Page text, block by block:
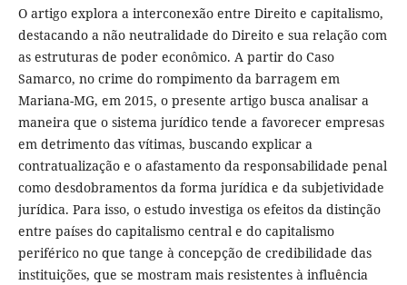
O artigo explora a interconexão entre Direito e capitalismo,
destacando a não neutralidade do Direito e sua relação com
as estruturas de poder econômico. A partir do Caso
Samarco, no crime do rompimento da barragem em
Mariana-MG, em 2015, o presente artigo busca analisar a
maneira que o sistema jurídico tende a favorecer empresas
em detrimento das vítimas, buscando explicar a
contratualização e o afastamento da responsabilidade penal
como desdobramentos da forma jurídica e da subjetividade
jurídica. Para isso, o estudo investiga os efeitos da distinção
entre países do capitalismo central e do capitalismo
periférico no que tange à concepção de credibilidade das
instituições, que se mostram mais resistentes à influência